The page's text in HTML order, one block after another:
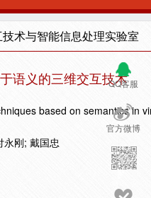
技术与智能信息处理实验室
QQ客服
官方微博
语义的三维交互技术
based on semantics in
永刚; 戴国忠